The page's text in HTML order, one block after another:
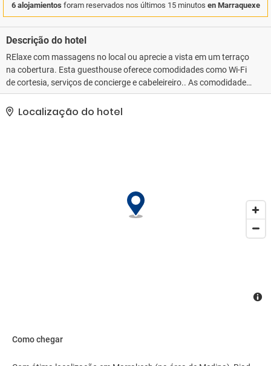
6 alojamientos foram reservados nos últimos 15 minutos en Marraquexe
Descrição do hotel
RElaxe com massagens no local ou aprecie a vista em um terraço
na cobertura. Esta guesthouse oferece comodidades como Wi-Fi
de cortesia, serviços de concierge e cabeleireiro.. As comodidades
presentes incluem balcão de recepção 24 horas, armazenamento
para bagagem e lavanderia. Mediante uma sobretaxa, há serviço
de traslado do aeroporto para o hotel disponível 24 horas..
Localização do hotel
Como chegar